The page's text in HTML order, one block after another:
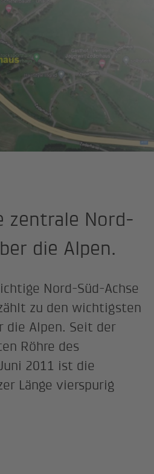
zentrale Nord-
die Alpen.
Nord-Süd-Achse
zu den wichtigsten
die Alpen. Seit der
Röhre des
2011 ist die
Länge vierspurig